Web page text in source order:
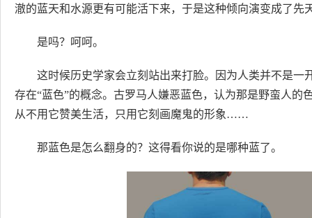
澈的蓝天和水源更有可能活下来，于是这种倾向演变成了先
是吗？呵呵。
这时候历史学家会立刻站出来打脸。因为人类并不是一
存在“蓝色”的概念。古罗马人嫌恶蓝色，认为那是野蛮人
从不用它赞美生活，只用它刻画魔鬼的形象……
那蓝色是怎么翻身的？这得看你说的是哪种蓝了。